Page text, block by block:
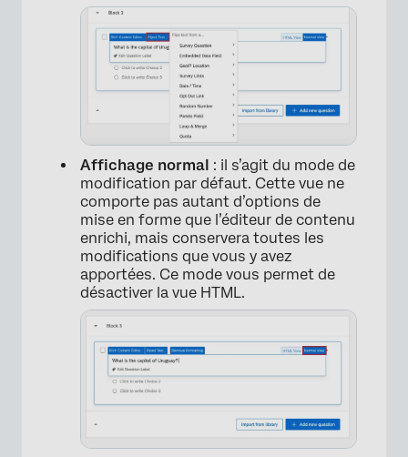
Affichage normal : il s’agit du mode de
modification par défaut. Cette vue ne
comporte pas autant d’options de
mise en forme que l’éditeur de contenu
enrichi, mais conservera toutes les
modifications que vous y avez
apportées. Ce mode vous permet de
désactiver la vue HTML.